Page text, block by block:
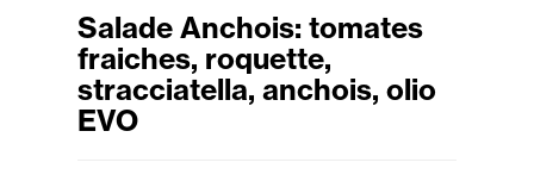
Salade Anchois: tomates
fraiches, roquette,
stracciatella, anchois, olio
EVO